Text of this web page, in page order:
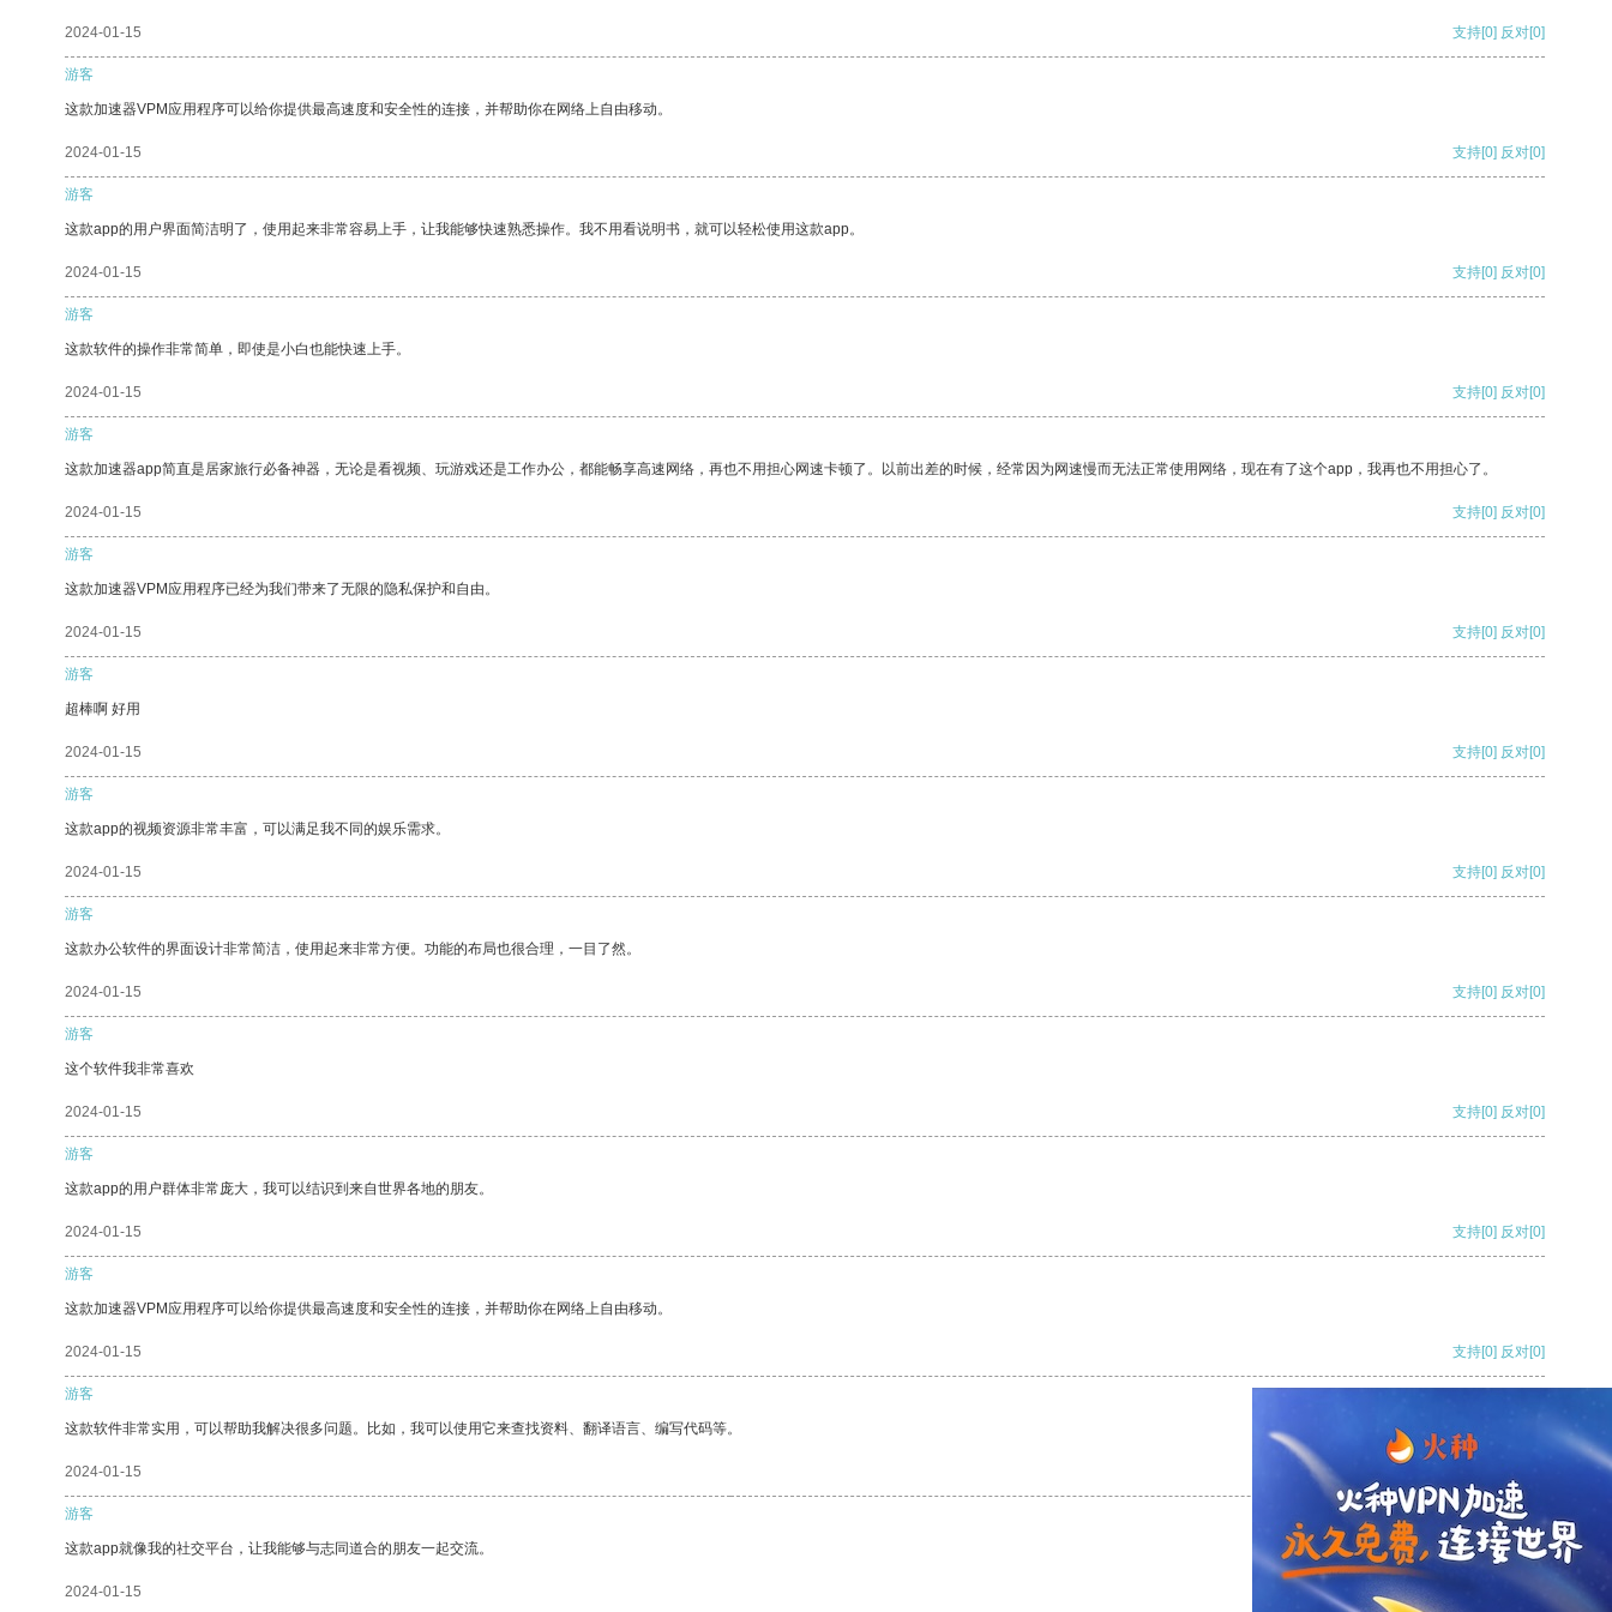
2024-01-15 支持[0] 反对[0]
游客
这款加速器VPM应用程序可以给你提供最高速度和安全性的连接，并帮助你在网络上自由移动。
2024-01-15 支持[0] 反对[0]
游客
这款app的用户界面简洁明了，使用起来非常容易上手，让我能够快速熟悉操作。我不用看说明书，就可以轻松使用这款app。
2024-01-15 支持[0] 反对[0]
游客
这款软件的操作非常简单，即使是小白也能快速上手。
2024-01-15 支持[0] 反对[0]
游客
这款加速器app简直是居家旅行必备神器，无论是看视频、玩游戏还是工作办公，都能畅享高速网络，再也不用担心网速卡顿了。以前出差的时候，经常因为网速慢而无法正常使用网络，现在有了这个app，我再也不用担心了。
2024-01-15 支持[0] 反对[0]
游客
这款加速器VPM应用程序已经为我们带来了无限的隐私保护和自由。
2024-01-15 支持[0] 反对[0]
游客
超棒啊 好用
2024-01-15 支持[0] 反对[0]
游客
这款app的视频资源非常丰富，可以满足我不同的娱乐需求。
2024-01-15 支持[0] 反对[0]
游客
这款办公软件的界面设计非常简洁，使用起来非常方便。功能的布局也很合理，一目了然。
2024-01-15 支持[0] 反对[0]
游客
这个软件我非常喜欢
2024-01-15 支持[0] 反对[0]
游客
这款app的用户群体非常庞大，我可以结识到来自世界各地的朋友。
2024-01-15 支持[0] 反对[0]
游客
这款加速器VPM应用程序可以给你提供最高速度和安全性的连接，并帮助你在网络上自由移动。
2024-01-15 支持[0] 反对[0]
游客
这款软件非常实用，可以帮助我解决很多问题。比如，我可以使用它来查找资料、翻译语言、编写代码等。
2024-01-15
游客
这款app就像我的社交平台，让我能够与志同道合的朋友一起交流。
2024-01-15 反对